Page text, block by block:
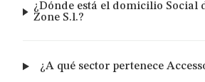
¿Dónde está el domicilio Social
Zone S.l.?
¿A qué sector pertenece